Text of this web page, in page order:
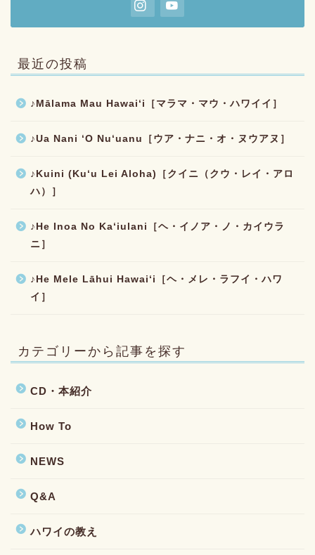
最近の投稿
♪Mālama Mau Hawaiʻi［マラマ・マウ・ハワイイ］
♪Ua Nani ʻO Nuʻuanu［ウア・ナニ・オ・ヌウアヌ］
♪Kuini (Kuʻu Lei Aloha)［クイニ（クウ・レイ・アロ
ハ）］
♪He Inoa No Kaʻiulani［ヘ・イノア・ノ・カイウラ
ニ］
♪He Mele Lāhui Hawaiʻi［ヘ・メレ・ラフイ・ハワ
イ］
カテゴリーから記事を探す
CD・本紹介
How To
NEWS
Q&A
ハワイの教え